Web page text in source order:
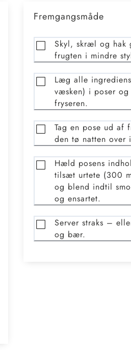
Fremgangsmåde
Skyl, skræl og hak
frugten i mindre
Læg alle
væsken) i poser
fryseren.
Tag en pose ud af
den tø natten over
Hæld posens
tilsæt urtete (300
og blend indtil
og ensartet.
Server straks –
og bær.